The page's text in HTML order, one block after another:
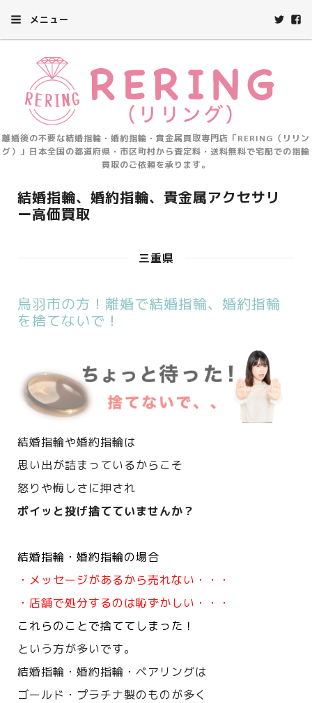
メニュー
離婚後の不要な結婚指輪・婚約指輪・貴金属買取専門店「RERING（リリン
グ）」日本全国の都道府県・市区町村から査定料・送料無料で宅配での指輪
買取のご依頼を承ります。
結婚指輪、婚約指輪、貴金属アクセサリ
ー高価買取
三重県
鳥羽市の方！離婚で結婚指輪、婚約指輪
を捨てないで！
結婚指輪や婚約指輪は
思い出が詰まっているからこそ
怒りや悔しさに押され
ポイッと投げ捨てていませんか？
結婚指輪・婚約指輪の場合
・メッセージがあるから売れない・・・
・店舗で処分するのは恥ずかしい・・・
これらのことで捨ててしまった！
という方が多いです。
結婚指輪・婚約指輪・ペアリングは
ゴールド・プラチナ製のものが多く